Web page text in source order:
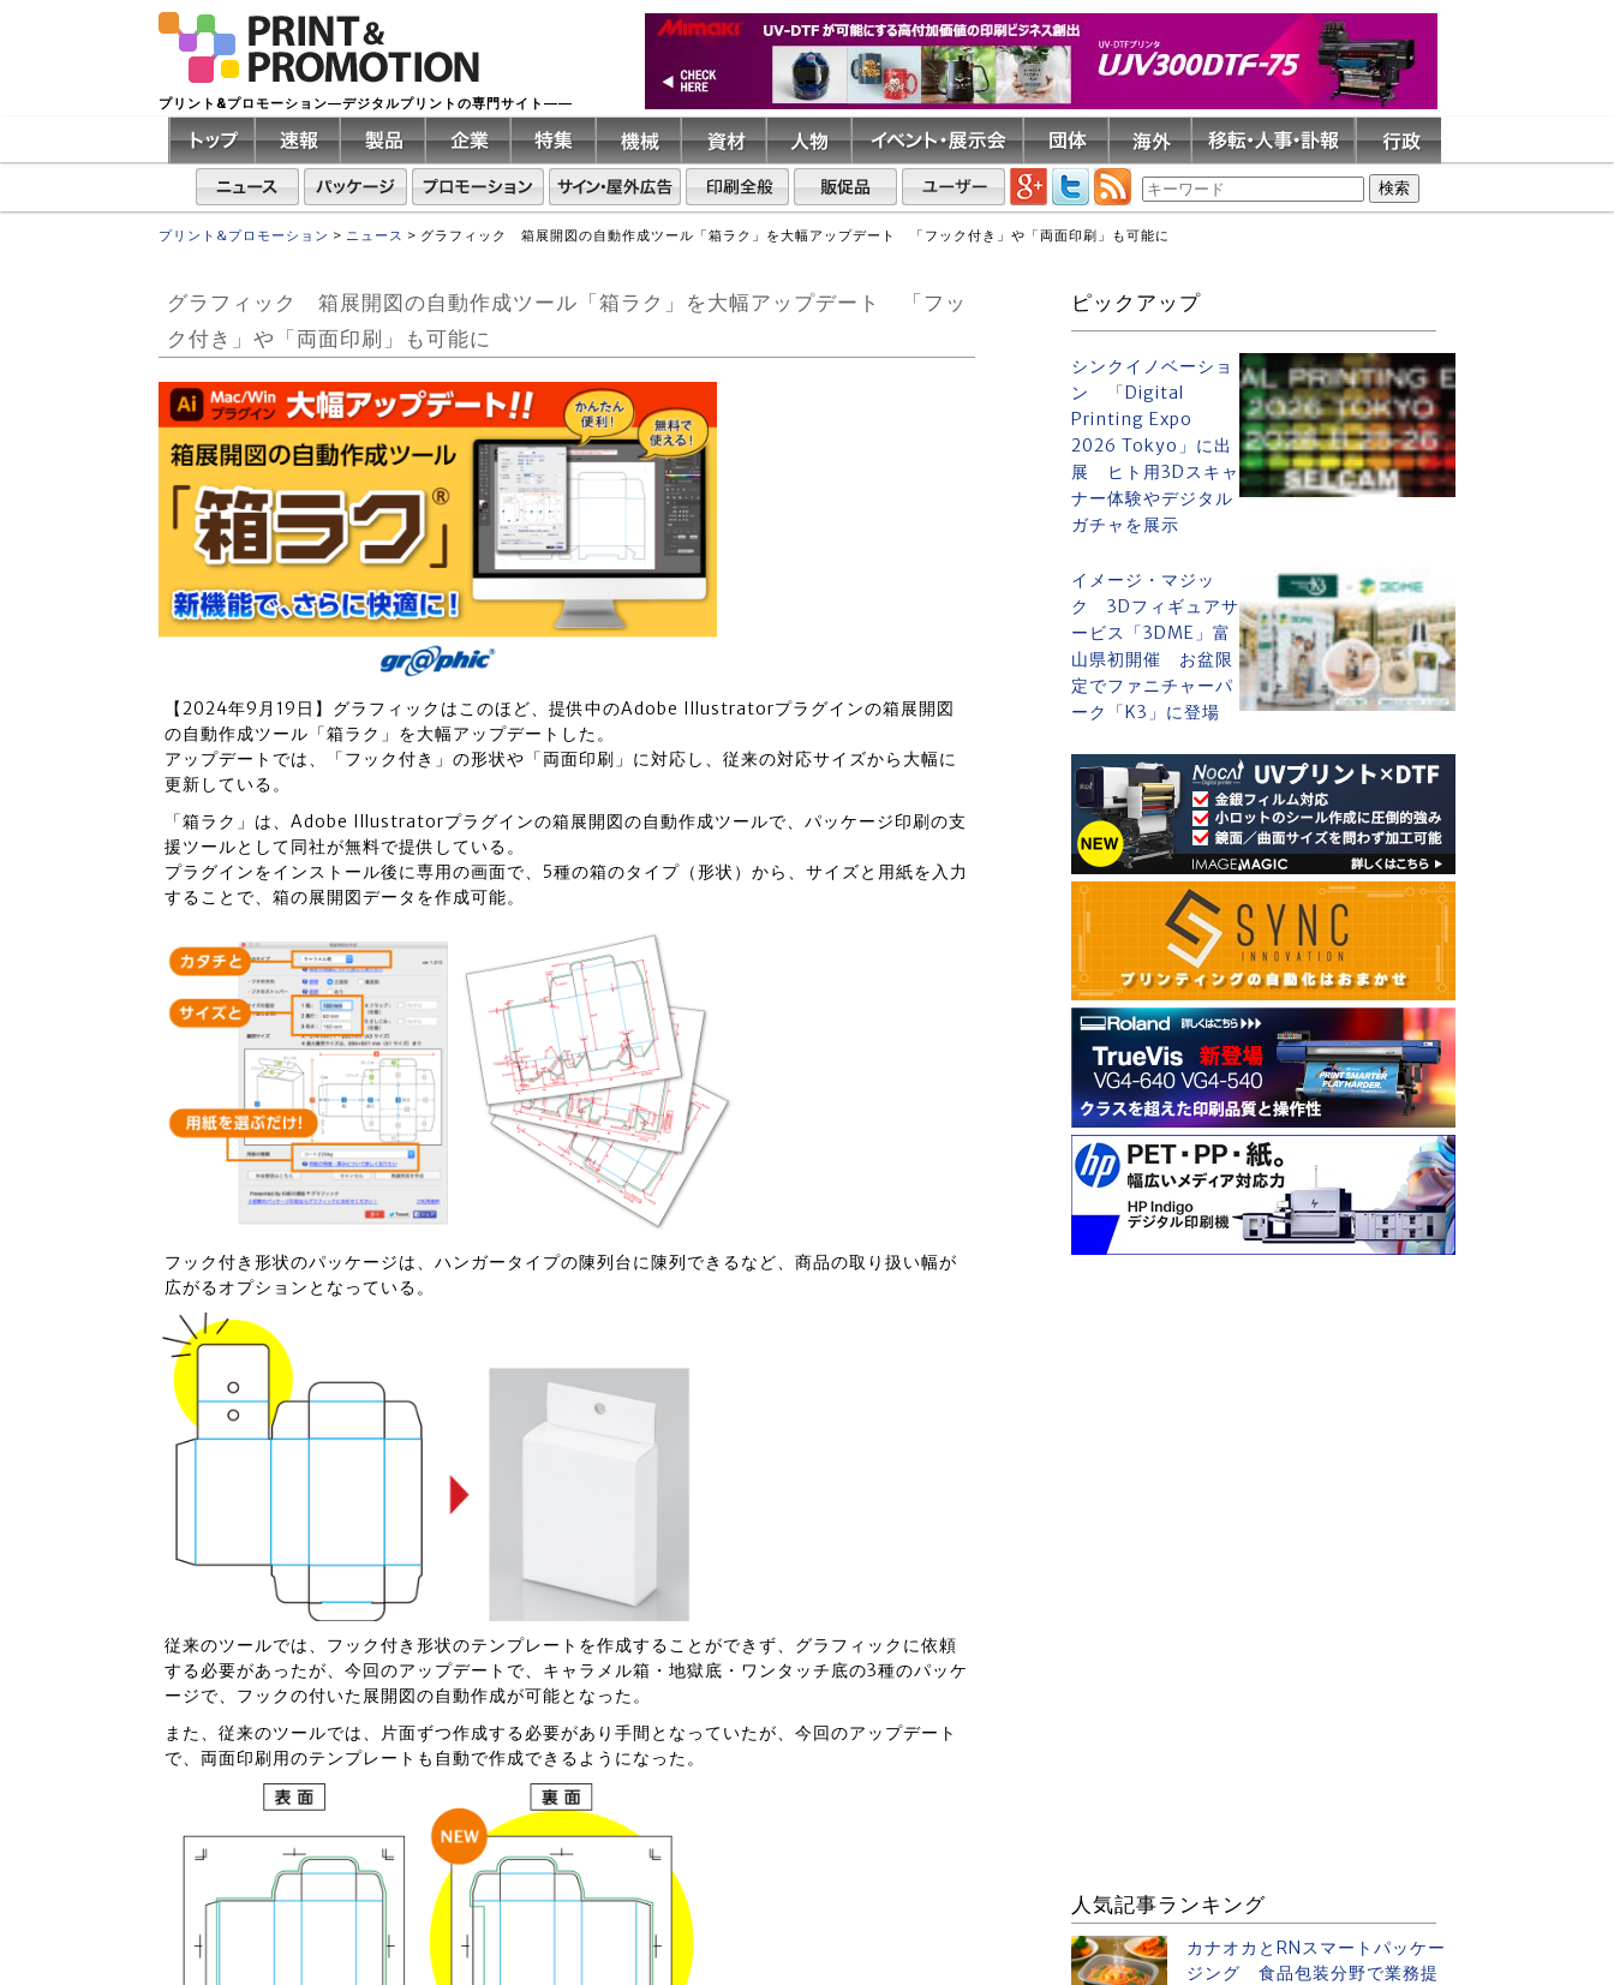
プリント&プロモーション―デジタルプリントの専門サイト――
プリント&プロモーション > ニュース > グラフィック 箱展開図の自動作成ツール「箱ラク」を大幅アップデート 「フック付き」や「両面印刷」も可能に
グラフィック 箱展開図の自動作成ツール「箱ラク」を大幅アップデート 「フッ
ク付き」や「両面印刷」も可能に
【2024年9月19日】グラフィックはこのほど、提供中のAdobe Illustratorプラグインの箱展開図
の自動作成ツール「箱ラク」を大幅アップデートした。
アップデートでは、「フック付き」の形状や「両面印刷」に対応し、従来の対応サイズから大幅に
更新している。
「箱ラク︎」は、Adobe Illustratorプラグインの箱展開図の自動作成ツールで、パッケージ印刷の支
援ツールとして同社が無料で提供している。
プラグインをインストール後に専用の画面で、5種の箱のタイプ（形状）から、サイズと用紙を入力
することで、箱の展開図データを作成可能。
フック付き形状のパッケージは、ハンガータイプの陳列台に陳列できるなど、商品の取り扱い幅が
広がるオプションとなっている。
従来のツールでは、フック付き形状のテンプレートを作成することができず、グラフィックに依頼
する必要があったが、今回のアップデートで、キャラメル箱・地獄底・ワンタッチ底の3種のパッケ
ージで、フックの付いた展開図の自動作成が可能となった。
また、従来のツールでは、片面ずつ作成する必要があり手間となっていたが、今回のアップデート
で、両面印刷用のテンプレートも自動で作成できるようになった。
ピックアップ
シンクイノベーショ
ン 「Digital
Printing Expo
2026 Tokyo」に出
展 ヒト用3Dスキャ
ナー体験やデジタル
ガチャを展示
イメージ・マジッ
ク 3Dフィギュアサ
ービス「3DME」富
山県初開催 お盆限
定でファニチャーパ
ーク「K3」に登場
人気記事ランキング
カナオカとRNスマートパッケー
ジング 食品包装分野で業務提